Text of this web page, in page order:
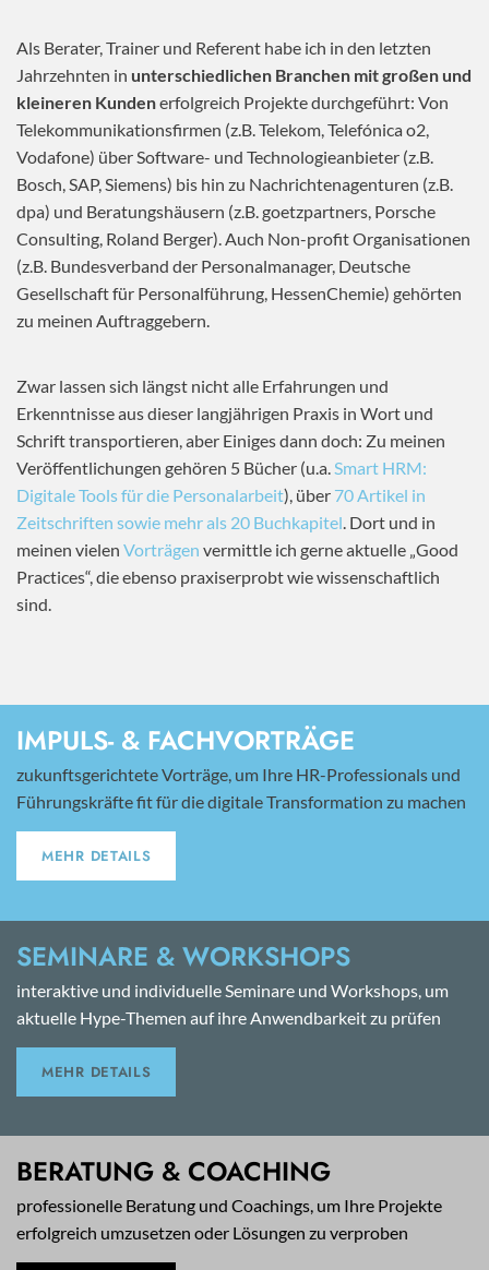
Als Berater, Trainer und Referent habe ich in den letzten
Jahrzehnten in unterschiedlichen Branchen mit großen und
kleineren Kundenerfolgreich Projekte durchgeführt: Von
Telekommunikationsfirmen (z.B. Telekom, Telefónica o2,
Vodafone) über Software- und Technologieanbieter (z.B.
Bosch, SAP, Siemens) bis hin zu Nachrichtenagenturen (z.B.
dpa) und Beratungshäusern (z.B. goetzpartners, Porsche
Consulting, Roland Berger). Auch Non-profit Organisationen
(z.B. Bundesverband der Personalmanager, Deutsche
Gesellschaft für Personalführung, HessenChemie) gehörten
zu meinen Auftraggebern.
Zwar lassen sich längst nicht alle Erfahrungen und
Erkenntnisse aus dieser langjährigen Praxis in Wort und
Schrift transportieren, aber Einiges dann doch: Zu meinen
Veröffentlichungen gehören 5 Bücher (u.a.Smart HRM:
Digitale Tools für die Personalarbeit), über 70 Artikel in
Zeitschriften sowie mehr als 20 Buchkapitel. Dort und in
meinen vielen Vorträgen vermittle ich gerne aktuelle „Good
Practices“, die ebenso praxiserprobt wie wissenschaftlich
sind.
IMPULS- & FACHVORTRÄGE
zukunftsgerichtete Vorträge, um Ihre HR-Professionals und
Führungskräfte fit für die digitale Transformation zu machen
MEHR DETAILS
SEMINARE & WORKSHOPS
interaktive und individuelle Seminare und Workshops, um
aktuelle Hype-Themen auf ihre Anwendbarkeit zu prüfen
MEHR DETAILS
BERATUNG & COACHING
professionelle Beratung und Coachings, um Ihre Projekte
erfolgreich umzusetzen oder Lösungen zu verproben